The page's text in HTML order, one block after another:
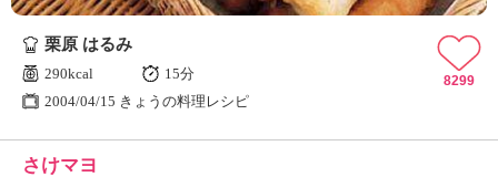
栗原 はるみ
290kcal
15分
2004/04/15 きょうの料理レシピ
8299
さけマヨ